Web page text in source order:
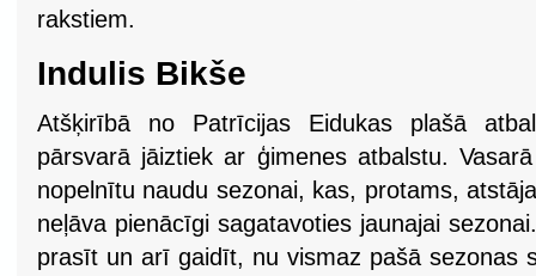
rakstiem.
Indulis Bikše
Atšķirībā no Patrīcijas Eidukas plašā
pārsvarā jāiztiek ar ģimenes atbalstu.
nopelnītu naudu sezonai, kas, protams,
neļāva pienācīgi sagatavoties jaunajai
prasīt un arī gaidīt, nu vismaz pašā sezonas